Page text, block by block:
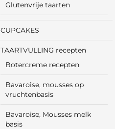
Glutenvrije taarten
CUPCAKES
TAARTVULLING recepten
Botercreme recepten
Bavaroise, mousses op
vruchtenbasis
Bavaroise, Mousses melk
basis